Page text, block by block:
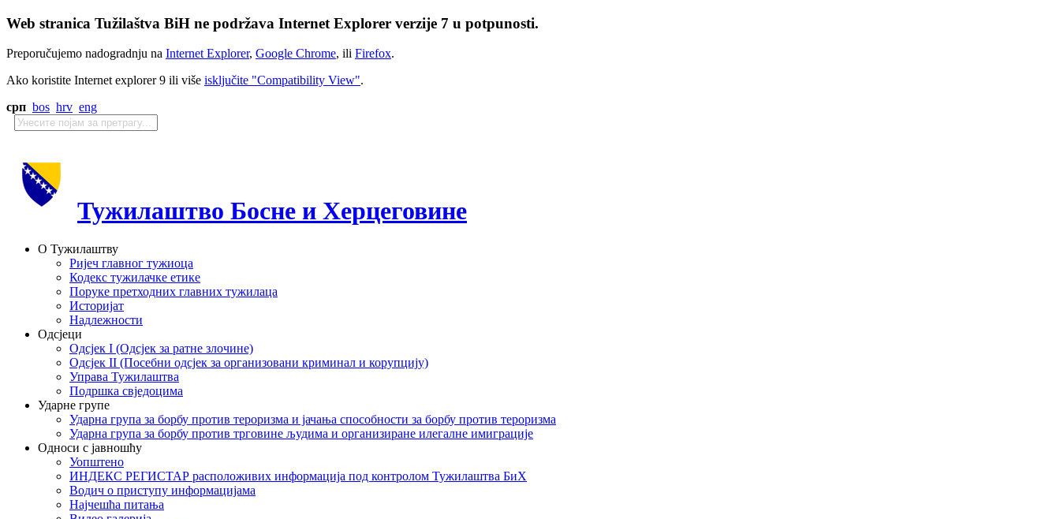
Web stranica Tužilaštva BiH ne podržava Internet Explorer verzije 7 u potpunosti.
Preporučujemo nadogradnju na Internet Explorer, Google Chrome, ili Firefox.
Ako koristite Internet explorer 9 ili više isključite "Compatibility View".
срп bos hrv eng
Тужилаштво Босне и Херцеговине
О Тужилаштву
Ријеч главног тужиоца
Кодекс тужилачке етике
Поруке претходних главних тужилаца
Историјат
Надлежности
Одсјеци
Одсјек I (Одсјек за ратне злочине)
Одсјек II (Посебни одсјек за организовани криминал и корупцију)
Управа Тужилаштва
Подршка свједоцима
Ударне групе
Ударна група за борбу против тероризма и јачања способности за борбу против тероризма
Ударна група за борбу против трговине људима и организиране илегалне имиграције
Односи с јавношћу
Уопштено
ИНДЕКС РЕГИСТАР расположивих информација под контролом Тужилаштва БиХ
Водич о приступу информацијама
Најчешћа питања